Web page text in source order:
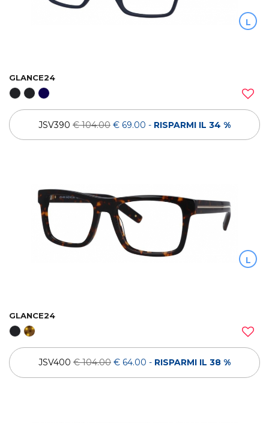
L
GLANCE24
JSV390 € 104.00 € 69.00 - RISPARMI IL 34 %
L
GLANCE24
JSV400 € 104.00 € 64.00 - RISPARMI IL 38 %